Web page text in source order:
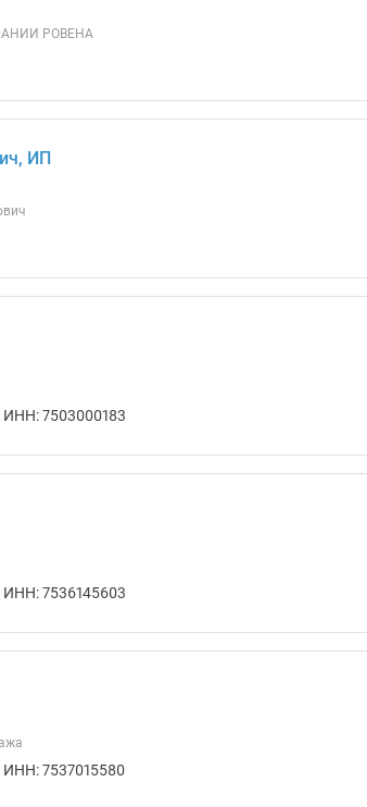
РОВЕНА
ИП
ИНН: 7503000183
ИНН: 7536145603
ИНН: 7537015580